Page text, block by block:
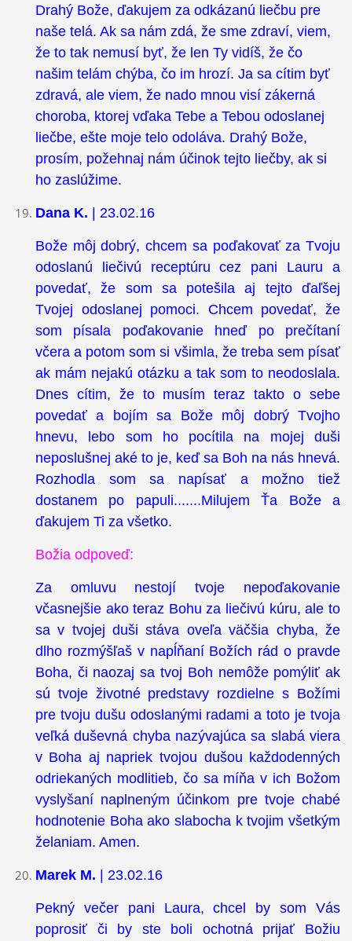
Drahý Bože, ďakujem za odkázanú liečbu pre
naše telá. Ak sa nám zdá, že sme zdraví, viem,
že to tak nemusí byť, že len Ty vidíš, že čo
našim telám chýba, čo im hrozí. Ja sa cítim byť
zdravá, ale viem, že nado mnou visí zákerná
choroba, ktorej vďaka Tebe a Tebou odoslanej
liečbe, ešte moje telo odoláva. Drahý Bože,
prosím, požehnaj nám účinok tejto liečby, ak si
ho zaslúžime.
Dana K. | 23.02.16
Bože môj dobrý, chcem sa poďakovať za Tvoju
odoslanú liečivú receptúru cez pani Lauru a
povedať, že som sa potešila aj tejto ďaľšej
Tvojej odoslanej pomoci. Chcem povedať, že
som písala poďakovanie hneď po prečítaní
včera a potom som si všimla, že treba sem písať
ak mám nejakú otázku a tak som to neodoslala.
Dnes cítim, že to musím teraz takto o sebe
povedať a bojím sa Bože môj dobrý Tvojho
hnevu, lebo som ho pocítila na mojej duši
neposlušnej aké to je, keď sa Boh na nás hnevá.
Rozhodla som sa napísať a možno tiež
dostanem po papuli.......Milujem Ťa Bože a
ďakujem Ti za všetko.
Božia odpoveď:
Za omluvu nestojí tvoje nepoďakovanie
včasnejšie ako teraz Bohu za liečivú kúru, ale to
sa v tvojej duši stáva oveľa väčšia chyba, že
dlho rozmýšľaš v napĺňaní Božích rád o pravde
Boha, či naozaj sa tvoj Boh nemôže pomýliť ak
sú tvoje životné predstavy rozdielne s Božími
pre tvoju dušu odoslanými radami a toto je tvoja
veľká duševná chyba nazývajúca sa slabá viera
v Boha aj napriek tvojou dušou každodenných
odriekaných modlitieb, čo sa míňa v ich Božom
vyslyšaní naplneným účinkom pre tvoje chabé
hodnotenie Boha ako slabocha k tvojim všetkým
želaniam. Amen.
Marek M. | 23.02.16
Pekný večer pani Laura, chcel by som Vás
poprosiť či by ste boli ochotná prijať Božiu